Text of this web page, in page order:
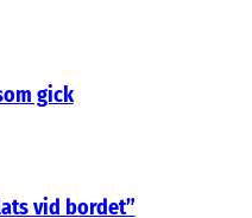
gick
vid bordet”